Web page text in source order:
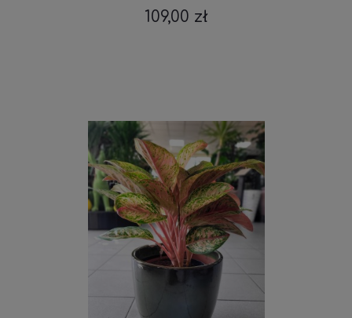
109,00 zł